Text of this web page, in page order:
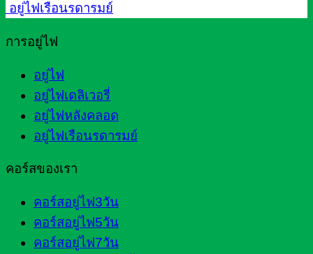
อยู่ไฟเรือนรดารมย์
การอยู่ไฟ
อยู่ไฟ
อยู่ไฟเดลิเวอรี่
อยู่ไฟหลังคลอด
อยู่ไฟเรือนรดารมย์
คอร์สของเรา
คอร์สอยู่ไฟ3วัน
คอร์สอยู่ไฟ5วัน
คอร์สอยู่ไฟ7วัน